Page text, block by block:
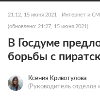
21:12, 15 июня 2021 Интернет и
(обновлено: 21:27, 15 июня 2021)
В Госдуме
борьбы с
Ксения Кривотулова
(Руководитель отделов